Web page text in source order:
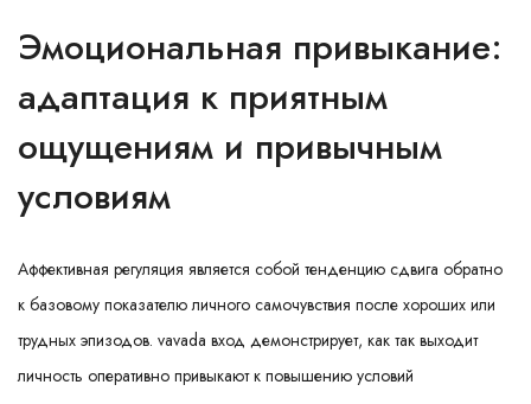
Эмоциональная привыкание:
адаптация к приятным
ощущениям и привычным
условиям
Аффективная регуляция является собой тенденцию сдвига обратно
к базовому показателю личного самочувствия после хороших или
трудных эпизодов. vavada вход демонстрирует, как так выходит
личность оперативно привыкают к повышению условий